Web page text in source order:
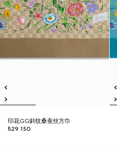
印花GG斜纹桑蚕丝方巾
₺29.150